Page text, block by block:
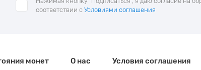
соответствии с Условиями соглашения
монет О нас Условия соглашения